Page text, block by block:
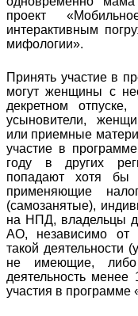
проект
интерактивным
мифологии».
Принять участие в
могут женщины с
декретном
усыновители,
или приемные
участие в
году в других
попадают хотя бы
применяющие
(самозанятые),
на НПД, владельцы
АО, независимо от
такой
не имеющие, либо
деятельность
участия в